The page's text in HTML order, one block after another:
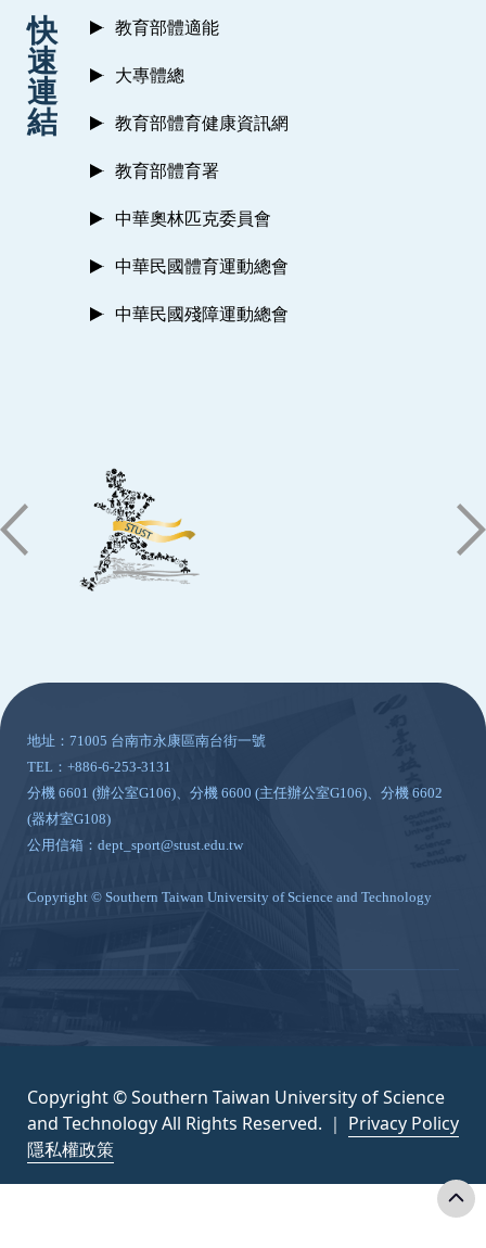
:::
快
速
連
結
教育部體適能
大專體總
教育部體育健康資訊網
教育部體育署
中華奧林匹克委員會
中華民國體育運動總會
中華民國殘障運動總會
地址：71005 台南市永康區南台街一號
TEL：+886-6-253-3131
分機 6601 (辦公室G106)、分機 6600 (主任辦公室G106)、分機 6602
(器材室G108)
公用信箱：dept_sport@stust.edu.tw
Copyright © Southern Taiwan University of Science and Technology
Copyright © Southern Taiwan University of Science
and Technology All Rights Reserved. ｜ Privacy Policy
隱私權政策